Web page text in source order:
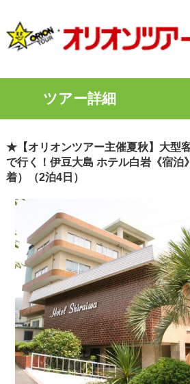
ツアー詳細
★【オリオンツアー主催夏秋】大型
で行く！伊豆大島 ホテル白岩《宿泊
着）（2泊4日）